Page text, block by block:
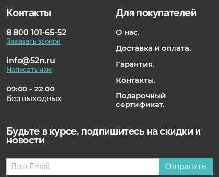
Контакты
8 800 101-65-52
Заказать звонок
info@52n.ru
Написать нам
09:00 - 22.00
без выходных
Для покупателей
О нас.
Доставка и оплата.
Гарантия.
Контакты.
Подарочный
сертификат.
Будьте в курсе, подпишитесь на скидки и
новости
Отправить